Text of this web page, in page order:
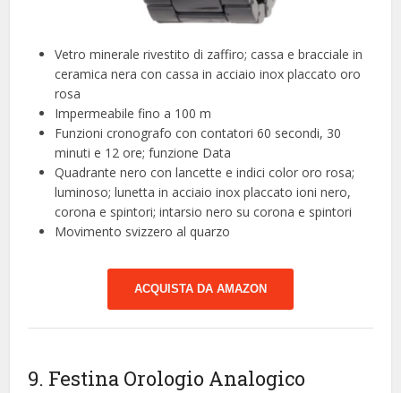
Vetro minerale rivestito di zaffiro; cassa e bracciale in
ceramica nera con cassa in acciaio inox placcato oro
rosa
Impermeabile fino a 100 m
Funzioni cronografo con contatori 60 secondi, 30
minuti e 12 ore; funzione Data
Quadrante nero con lancette e indici color oro rosa;
luminoso; lunetta in acciaio inox placcato ioni nero,
corona e spintori; intarsio nero su corona e spintori
Movimento svizzero al quarzo
ACQUISTA DA AMAZON
9. Festina Orologio Analogico